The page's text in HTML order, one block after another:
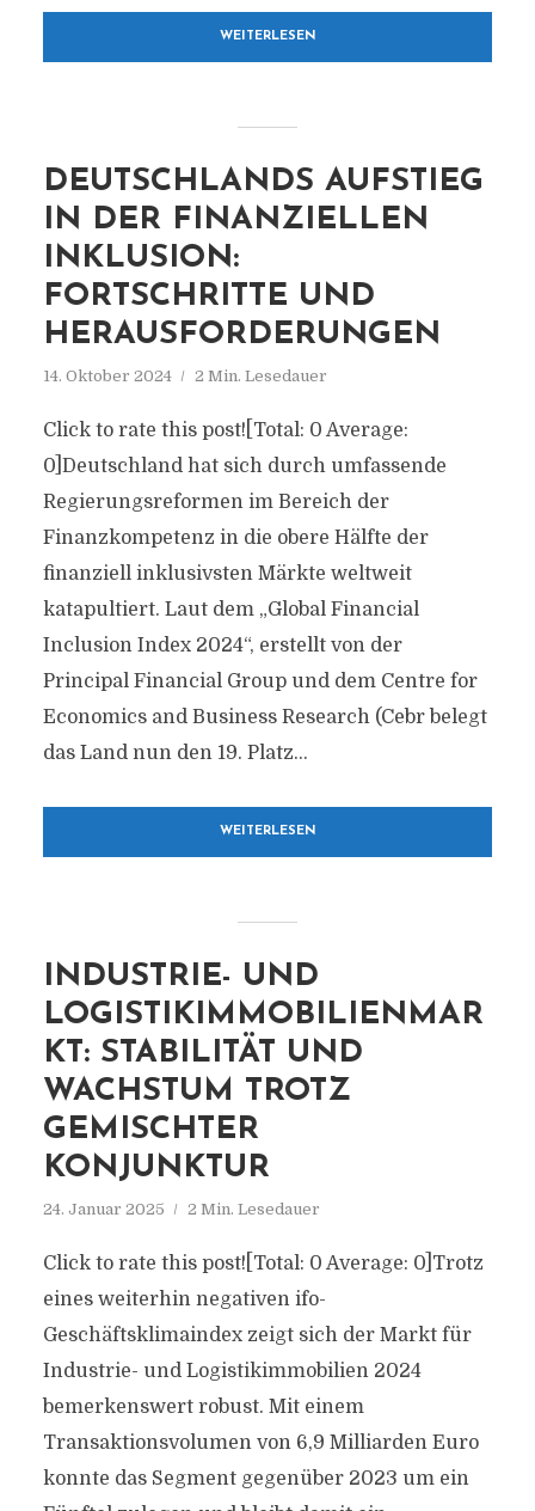
WEITERLESEN
DEUTSCHLANDS AUFSTIEG
IN DER FINANZIELLEN
INKLUSION:
FORTSCHRITTE UND
HERAUSFORDERUNGEN
14. Oktober 2024 2 Min. Lesedauer
Click to rate this post![Total: 0 Average:
0]Deutschland hat sich durch umfassende
Regierungsreformen im Bereich der
Finanzkompetenz in die obere Hälfte der
finanziell inklusivsten Märkte weltweit
katapultiert. Laut dem „Global Financial
Inclusion Index 2024“, erstellt von der
Principal Financial Group und dem Centre for
Economics and Business Research (Cebr belegt
das Land nun den 19. Platz...
WEITERLESEN
INDUSTRIE- UND
LOGISTIKIMMOBILIENMAR
KT: STABILITÄT UND
WACHSTUM TROTZ
GEMISCHTER
KONJUNKTUR
24. Januar 2025 2 Min. Lesedauer
Click to rate this post![Total: 0 Average: 0]Trotz
eines weiterhin negativen ifo-
Geschäftsklimaindex zeigt sich der Markt für
Industrie- und Logistikimmobilien 2024
bemerkenswert robust. Mit einem
Transaktionsvolumen von 6,9 Milliarden Euro
konnte das Segment gegenüber 2023 um ein